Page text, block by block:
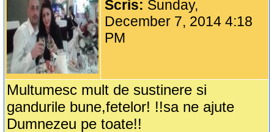
Scris: Sunday,
December 7, 2014 4:18
PM
Multumesc mult de sustinere si
gandurile bune,fetelor! !!sa ne ajute
Dumnezeu pe toate!!